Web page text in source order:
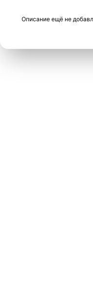
Описание ещё не